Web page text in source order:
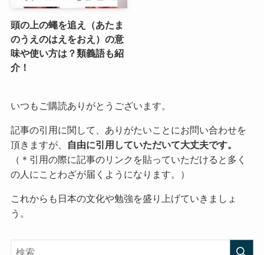
頭の上の蠅を追え（あたま
のうえのはえをおえ）の意
味や使い方は？類義語も紹
介！
いつもご購読ありがとうございます。
記事の引用に関して、ありがたいことにお問い合わせを
頂きますが、
自由に引用していただいて大丈夫です。
（＊引用の際に記事のリンクを貼っていただけると多く
の人にことわざが届くようになります。）
これからも日本の文化や勉強を盛り上げていきましょ
う。